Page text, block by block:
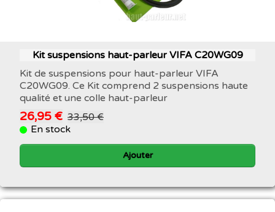
Kit suspensions haut-parleur VIFA C20WG09
Kit de suspensions pour haut-parleur VIFA
C20WG09. Ce Kit comprend 2 suspensions haute
qualité et une colle haut-parleur
26,95 € 33,50 €
En stock
Ajouter